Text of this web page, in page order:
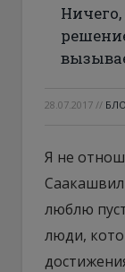
28.07.2017 //
Я не
люблю
люди,